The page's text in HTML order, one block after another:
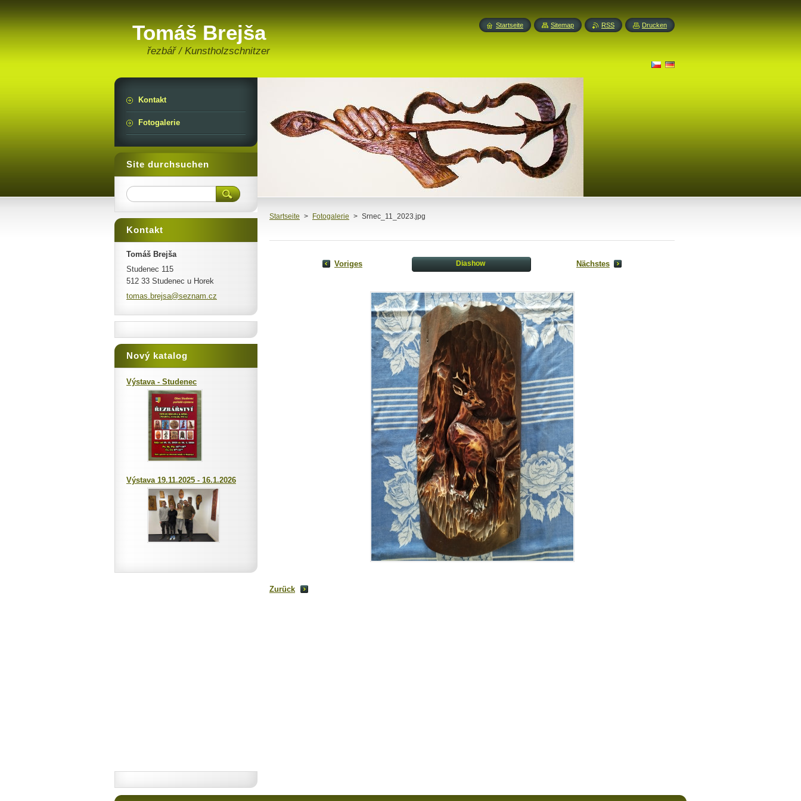
Tomáš Brejša
řezbář / Kunstholzschnitzer
Startseite > Fotogalerie > Srnec_11_2023.jpg
Voriges Diashow Nächstes
Zurück
Kontakt
Fotogalerie
Site durchsuchen
Kontakt
Tomáš Brejša
Studenec 115
512 33 Studenec u Horek
tomas.brejsa@seznam.cz
Nový katalog
Výstava - Studenec
Výstava 19.11.2025 - 16.1.2026
Startseite Sitemap RSS Drucken